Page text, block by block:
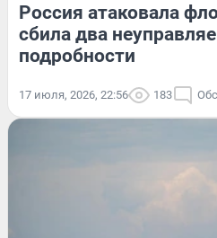
Россия атаковала
сбила два
подробности
17 июля, 2026, 22:56 183